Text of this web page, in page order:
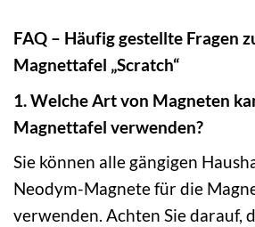
FAQ – Häufig gestellte Fragen
Magnettafel „Scratch“
1. Welche Art von Magneten
Magnettafel verwenden?
Sie können alle gängigen
Neodym-Magnete für die
verwenden. Achten Sie darauf,